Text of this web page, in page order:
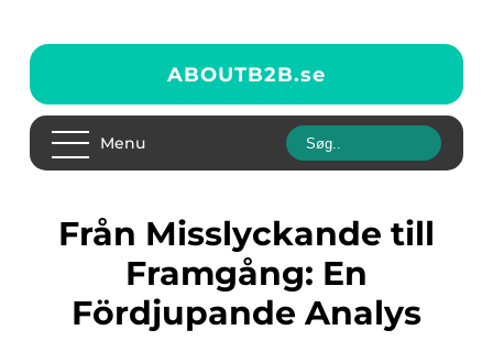
ABOUTB2B.se
Menu
Från Misslyckande till
Framgång: En
Fördjupande Analys